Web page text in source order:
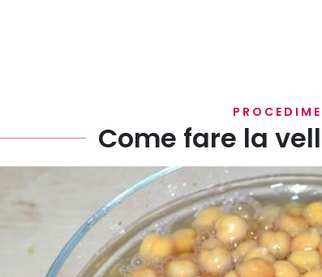
Come fare la
Mettete i ceci lessi in una ciotola.